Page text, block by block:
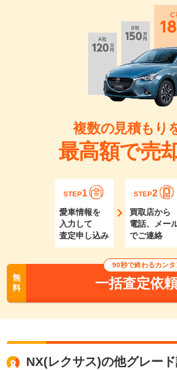
複数の見積もり
最高額で売
STEP1
愛車情報を
入力して
査定申し込み
STEP2
買取店から
電話、メー
でご連絡
無
料
90秒で終わるカンタ
一括査定依
NX(レクサス)の他グレー